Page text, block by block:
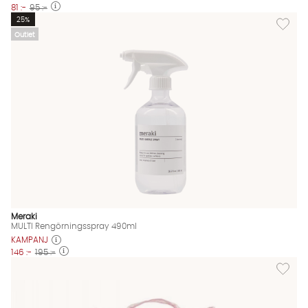
81 :- 95 :-
Outlet
Lägg
25%
Meraki
MULTI Rengörningsspray 490ml
KAMPANJ
146 :- 195 :-
Lägg